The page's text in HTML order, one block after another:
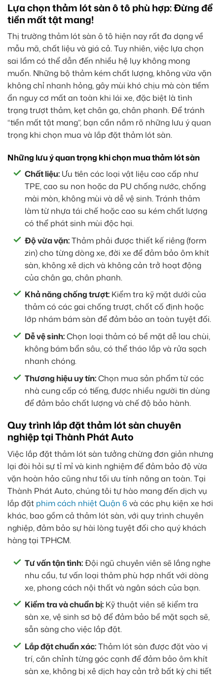
Lựa chọn thảm lót sàn ô tô phù hợp: Đừng để
tiền mất tật mang!
Thị trường thảm lót sàn ô tô hiện nay rất đa dạng về
mẫu mã, chất liệu và giá cả. Tuy nhiên, việc lựa chọn
sai lầm có thể dẫn đến nhiều hệ lụy không mong
muốn. Những bộ thảm kém chất lượng, không vừa vặn
không chỉ nhanh hỏng, gây mùi khó chịu mà còn tiềm
ẩn nguy cơ mất an toàn khi lái xe, đặc biệt là tình
trạng trượt thảm, kẹt chân ga, chân phanh. Để tránh
“tiền mất tật mang”, bạn cần nắm rõ những lưu ý quan
trọng khi chọn mua và lắp đặt thảm lót sàn.
Những lưu ý quan trọng khi chọn mua thảm lót sàn
Chất liệu: Ưu tiên các loại vật liệu cao cấp như
TPE, cao su non hoặc da PU chống nước, chống
mài mòn, không mùi và dễ vệ sinh. Tránh thảm
làm từ nhựa tái chế hoặc cao su kém chất lượng
có thể phát sinh mùi độc hại.
Độ vừa vặn:Thảm phải được thiết kế riêng (form
zin) cho từng dòng xe, đời xe để đảm bảo ôm khít
sàn, không xê dịch và không cản trở hoạt động
của chân ga, chân phanh.
Khả năng chống trượt: Kiểm tra kỹ mặt dưới của
thảm có các gai chống trượt, chốt cố định hoặc
lớp nhám bám sàn để đảm bảo an toàn tuyệt đối.
Dễ vệ sinh:Chọn loại thảm có bề mặt dễ lau chùi,
không bám bẩn sâu, có thể tháo lắp và rửa sạch
nhanh chóng.
Thương hiệu uy tín:Chọn mua sản phẩm từ các
nhà cung cấp có tiếng, được nhiều người tin dùng
để đảm bảo chất lượng và chế độ bảo hành.
Quy trình lắp đặt thảm lót sàn chuyên
nghiệp tại Thành Phát Auto
Việc lắp đặt thảm lót sàn tưởng chừng đơn giản nhưng
lại đòi hỏi sự tỉ mỉ và kinh nghiệm để đảm bảo độ vừa
vặn hoàn hảo cũng như tối ưu tính năng an toàn. Tại
Thành Phát Auto, chúng tôi tự hào mang đến dịch vụ
lắp đặt phim cách nhiệt Quận 6 và các phụ kiện xe hơi
khác, bao gồm cả thảm lót sàn, với quy trình chuyên
nghiệp, đảm bảo sự hài lòng tuyệt đối cho quý khách
hàng tại TPHCM.
Tư vấn tận tình:Đội ngũ chuyên viên sẽ lắng nghe
nhu cầu, tư vấn loại thảm phù hợp nhất với dòng
xe, phong cách nội thất và ngân sách của bạn.
Kiểm tra và chuẩn bị: Kỹ thuật viên sẽ kiểm tra
sàn xe, vệ sinh sơ bộ để đảm bảo bề mặt sạch sẽ,
sẵn sàng cho việc lắp đặt.
Lắp đặt chuẩn xác:Thảm lót sàn được đặt vào vị
trí, căn chỉnh từng góc cạnh để đảm bảo ôm khít
sàn xe, không bị xê dịch hay cản trở bất kỳ chi tiết